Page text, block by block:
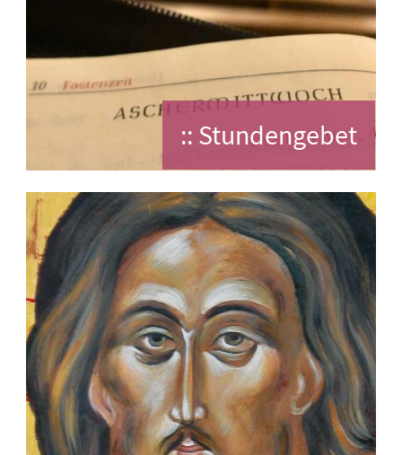
:: Stundengebet